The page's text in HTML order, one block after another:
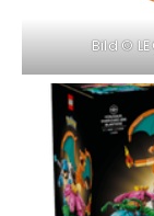
Bild ©